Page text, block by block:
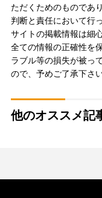
ただくためのものであ
判断と責任において行
サイトの掲載情報は細
全ての情報の正確性を
ラブル等の損失が被っ
ので、予めご了承下さい
他のオススメ記